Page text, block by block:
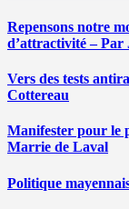
Repensons notre
d’attractivité –
Vers des tests
Cottereau
Manifester pour le
Marrie de Laval
Politique